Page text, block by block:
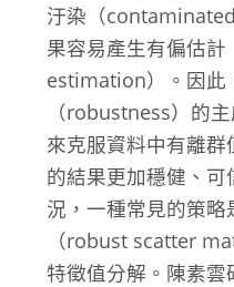
汙染（
果容易產生有偏估
estimation）。因此
（robustness）的
來克服資料中有離
的結果更加穩健、
況，一種常見的策
（robust scatter
特徵值分解。陳素